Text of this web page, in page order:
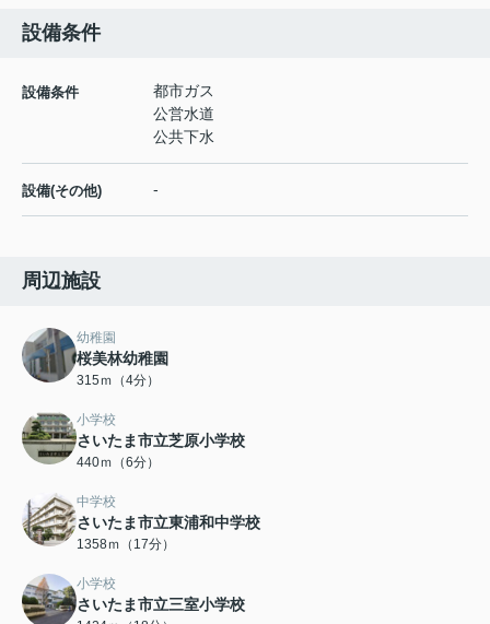
設備条件
設備条件
都市ガス
公営水道
公共下水
設備(その他) -
周辺施設
幼稚園
桜美林幼稚園
315ｍ（4分）
小学校
さいたま市立芝原小学校
440ｍ（6分）
中学校
さいたま市立東浦和中学校
1358ｍ（17分）
小学校
さいたま市立三室小学校